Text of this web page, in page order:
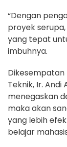
“Dengan
proyek
yang tepat
imbuhnya.
Dikesempatan
Teknik, Ir. Andi
menegaskan
maka akan
yang lebih
belajar